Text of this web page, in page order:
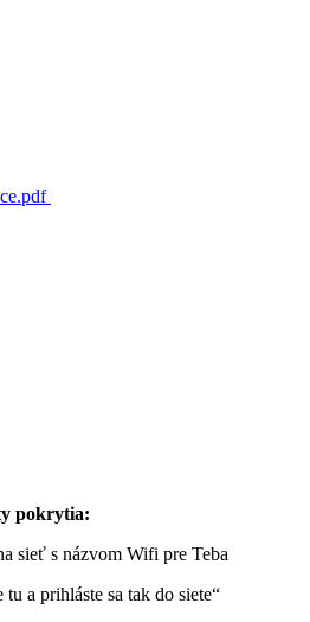
pokrytia:
sieť s názvom Wifi pre Teba
a prihláste sa tak do siete“